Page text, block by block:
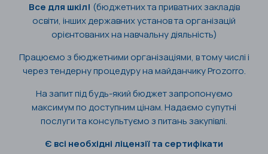
Все для шкіл! (бюджетних та приватних закладів
освіти, інших державних установ та організацій
орієнтованих на навчальну діяльність)
Працюємо з бюджетними організаціями, в тому числі і
через тендерну процедуру на майданчику Prozorro.
На запит під будь-який бюджет запропонуємо
максимум по доступним цінам. Надаємо супутні
послуги та консультуємо з питань закупівлі.
Є всі необхідні ліцензії та сертифікати